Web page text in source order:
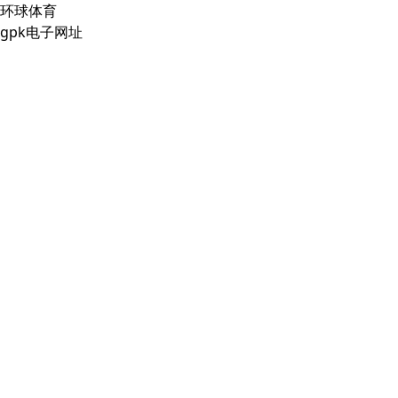
环球体育
gpk电子网址